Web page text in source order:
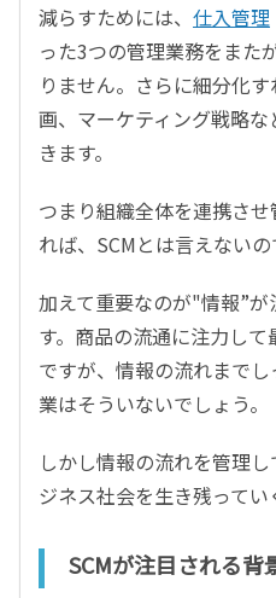
減らすためには、 仕入管理
った3つの管理業務をまた
りません。さらに細分化
画、マーケティング戦略
きます。
つまり組織全体を連携さ
れば、SCMとは言えないの
加えて重要なのが"情報”
す。商品の流通に注力し
ですが、情報の流れまで
業はそういないでしょう。
しかし情報の流れを管理
ジネス社会を生き残ってい
SCMが注目される背